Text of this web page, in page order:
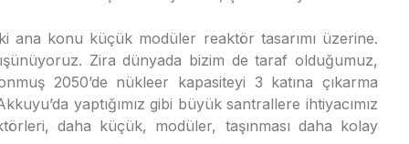
ana konu küçük modüler reaktör tasarımı üzerine.
Zira dünyada bizim de taraf olduğumuz,
2050’de nükleer kapasiteyi 3 katına çıkarma
yaptığımız gibi büyük santrallere ihtiyacımız
daha küçük, modüler, taşınması daha kolay